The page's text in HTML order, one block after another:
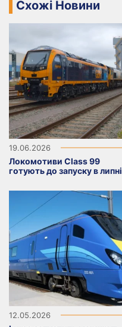
Схожі Новини
19.06.2026
Локомотиви Class 99
готують до запуску в липні
12.05.2026